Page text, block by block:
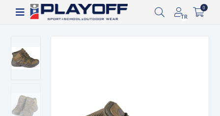
Siparişin 2-8 iş günü arasında kargoya verilecektir.
TR
0